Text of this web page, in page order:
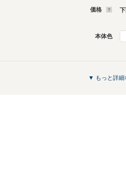
価格
本体色
▼ もっと詳細